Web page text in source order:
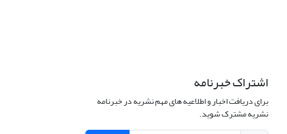
اشتراک خبرنامه
برای دریافت اخبار و اطلاعیه های مهم نشریه در خبرنامه
نشریه مشترک شوید.